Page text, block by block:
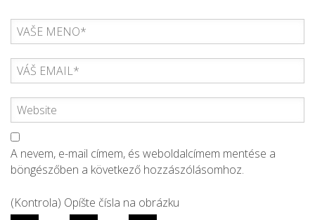
A nevem, e-mail címem, és weboldalcímem mentése a
böngészőben a következő hozzászólásomhoz.
(Kontrola) Opíšte čísla na obrázku